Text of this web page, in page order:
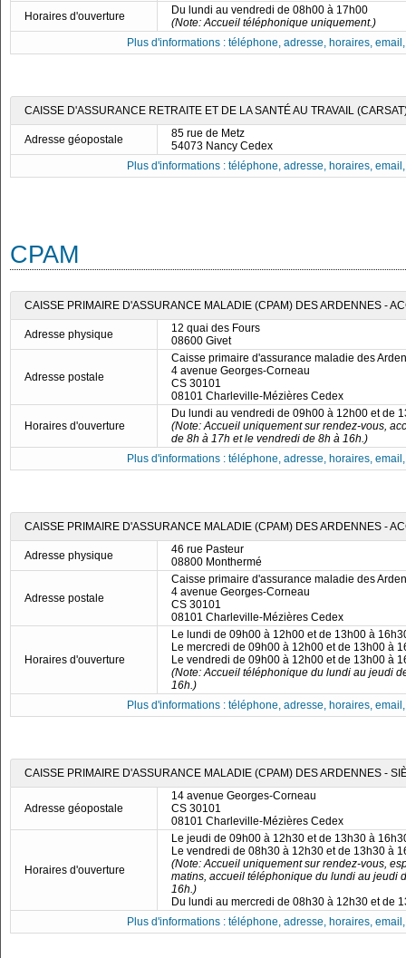
Horaires d'ouverture
Du lundi au vendredi de 08h00 à 17h00
(Note: Accueil téléphonique uniquement.)
Plus d'informations : téléphone, adresse, horaires,
CAISSE D'ASSURANCE RETRAITE ET DE LA SANTÉ AU TRAVAIL
Adresse géopostale
85 rue de Metz
54073 Nancy Cedex
Plus d'informations : téléphone, adresse, horaires,
CPAM
CAISSE PRIMAIRE D'ASSURANCE MALADIE (CPAM) DES ARDENNES -
Adresse physique
12 quai des Fours
08600 Givet
Adresse postale
Caisse primaire d'assurance maladie des
4 avenue Georges-Corneau
CS 30101
08101 Charleville-Mézières Cedex
Horaires d'ouverture
Du lundi au vendredi de 09h00 à 12h00 et de
(Note: Accueil uniquement sur rendez-vous,
de 8h à 17h et le vendredi de 8h à 16h.)
Plus d'informations : téléphone, adresse, horaires,
CAISSE PRIMAIRE D'ASSURANCE MALADIE (CPAM) DES ARDENNES -
Adresse physique
46 rue Pasteur
08800 Monthermé
Adresse postale
Caisse primaire d'assurance maladie des
4 avenue Georges-Corneau
CS 30101
08101 Charleville-Mézières Cedex
Horaires d'ouverture
Le lundi de 09h00 à 12h00 et de 13h00 à
Le mercredi de 09h00 à 12h00 et de 13h00 à
Le vendredi de 09h00 à 12h00 et de 13h00 à
(Note: Accueil téléphonique du lundi au jeudi
16h.)
Plus d'informations : téléphone, adresse, horaires,
CAISSE PRIMAIRE D'ASSURANCE MALADIE (CPAM) DES ARDENNES -
Adresse géopostale
14 avenue Georges-Corneau
CS 30101
08101 Charleville-Mézières Cedex
Horaires d'ouverture
Le jeudi de 09h00 à 12h30 et de 13h30 à
Le vendredi de 08h30 à 12h30 et de 13h30 à
(Note: Accueil uniquement sur rendez-vous,
matins, accueil téléphonique du lundi au jeudi
16h.)
Du lundi au mercredi de 08h30 à 12h30 et de
Plus d'informations : téléphone, adresse, horaires,